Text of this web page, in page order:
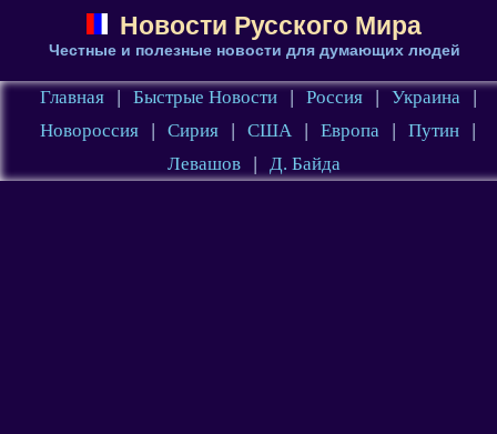
Новости Русского Мира
Честные и полезные новости для думающих людей
Главная | Быстрые Новости | Россия | Украина
|
Новороссия
| Сирия | США | Европа | Путин
|
Левашов
| Д. Байда